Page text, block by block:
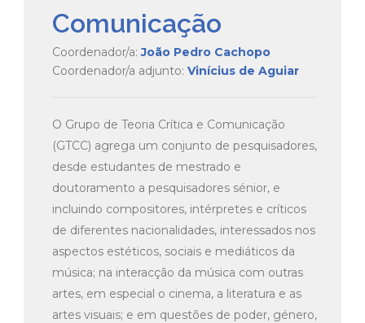
Comunicação
Coordenador/a: João Pedro Cachopo
Coordenador/a adjunto: Vinícius de Aguiar
O Grupo de Teoria Crítica e Comunicação
(GTCC) agrega um conjunto de pesquisadores,
desde estudantes de mestrado e
doutoramento a pesquisadores sénior, e
incluindo compositores, intérpretes e críticos
de diferentes nacionalidades, interessados nos
aspectos estéticos, sociais e mediáticos da
música; na interacção da música com outras
artes, em especial o cinema, a literatura e as
artes visuais; e em questões de poder, género,